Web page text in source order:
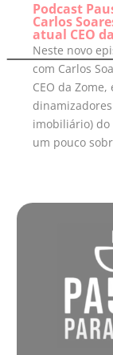
Podcast
Carlos
atual CEO
Neste novo
com Carlos
CEO da
imobiliário) do
um pouco